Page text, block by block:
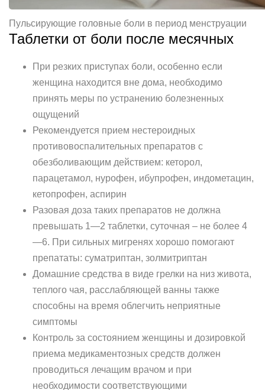
Пульсирующие головные боли в период менструации
Таблетки от боли после месячных
При резких приступах боли, особенно если
женщина находится вне дома, необходимо
принять меры по устранению болезненных
ощущений
Рекомендуется прием нестероидных
противовоспалительных препаратов с
обезболивающим действием: кеторол,
парацетамол, нурофен, ибупрофен, индометацин,
кетопрофен, аспирин
Разовая доза таких препаратов не должна
превышать 1—2 таблетки, суточная – не более 4
—6. При сильных мигренях хорошо помогают
препататы: суматриптан, золмитриптан
Домашние средства в виде грелки на низ живота,
теплого чая, расслабляющей ванны также
способны на время облегчить неприятные
симптомы
Контроль за состоянием женщины и дозировкой
приема медикаментозных средств должен
проводиться лечащим врачом и при
необходимости соответствующими